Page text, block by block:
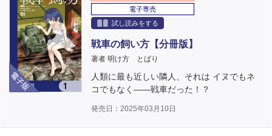
電子版
電子専売
試し読みをする
戦車の飼い方【分冊版】
著者 明け方 とばり
人類に最も近しい隣人、それは イヌでもネ
コでもなく――戦車だった！？
発売日：2025年03月10日